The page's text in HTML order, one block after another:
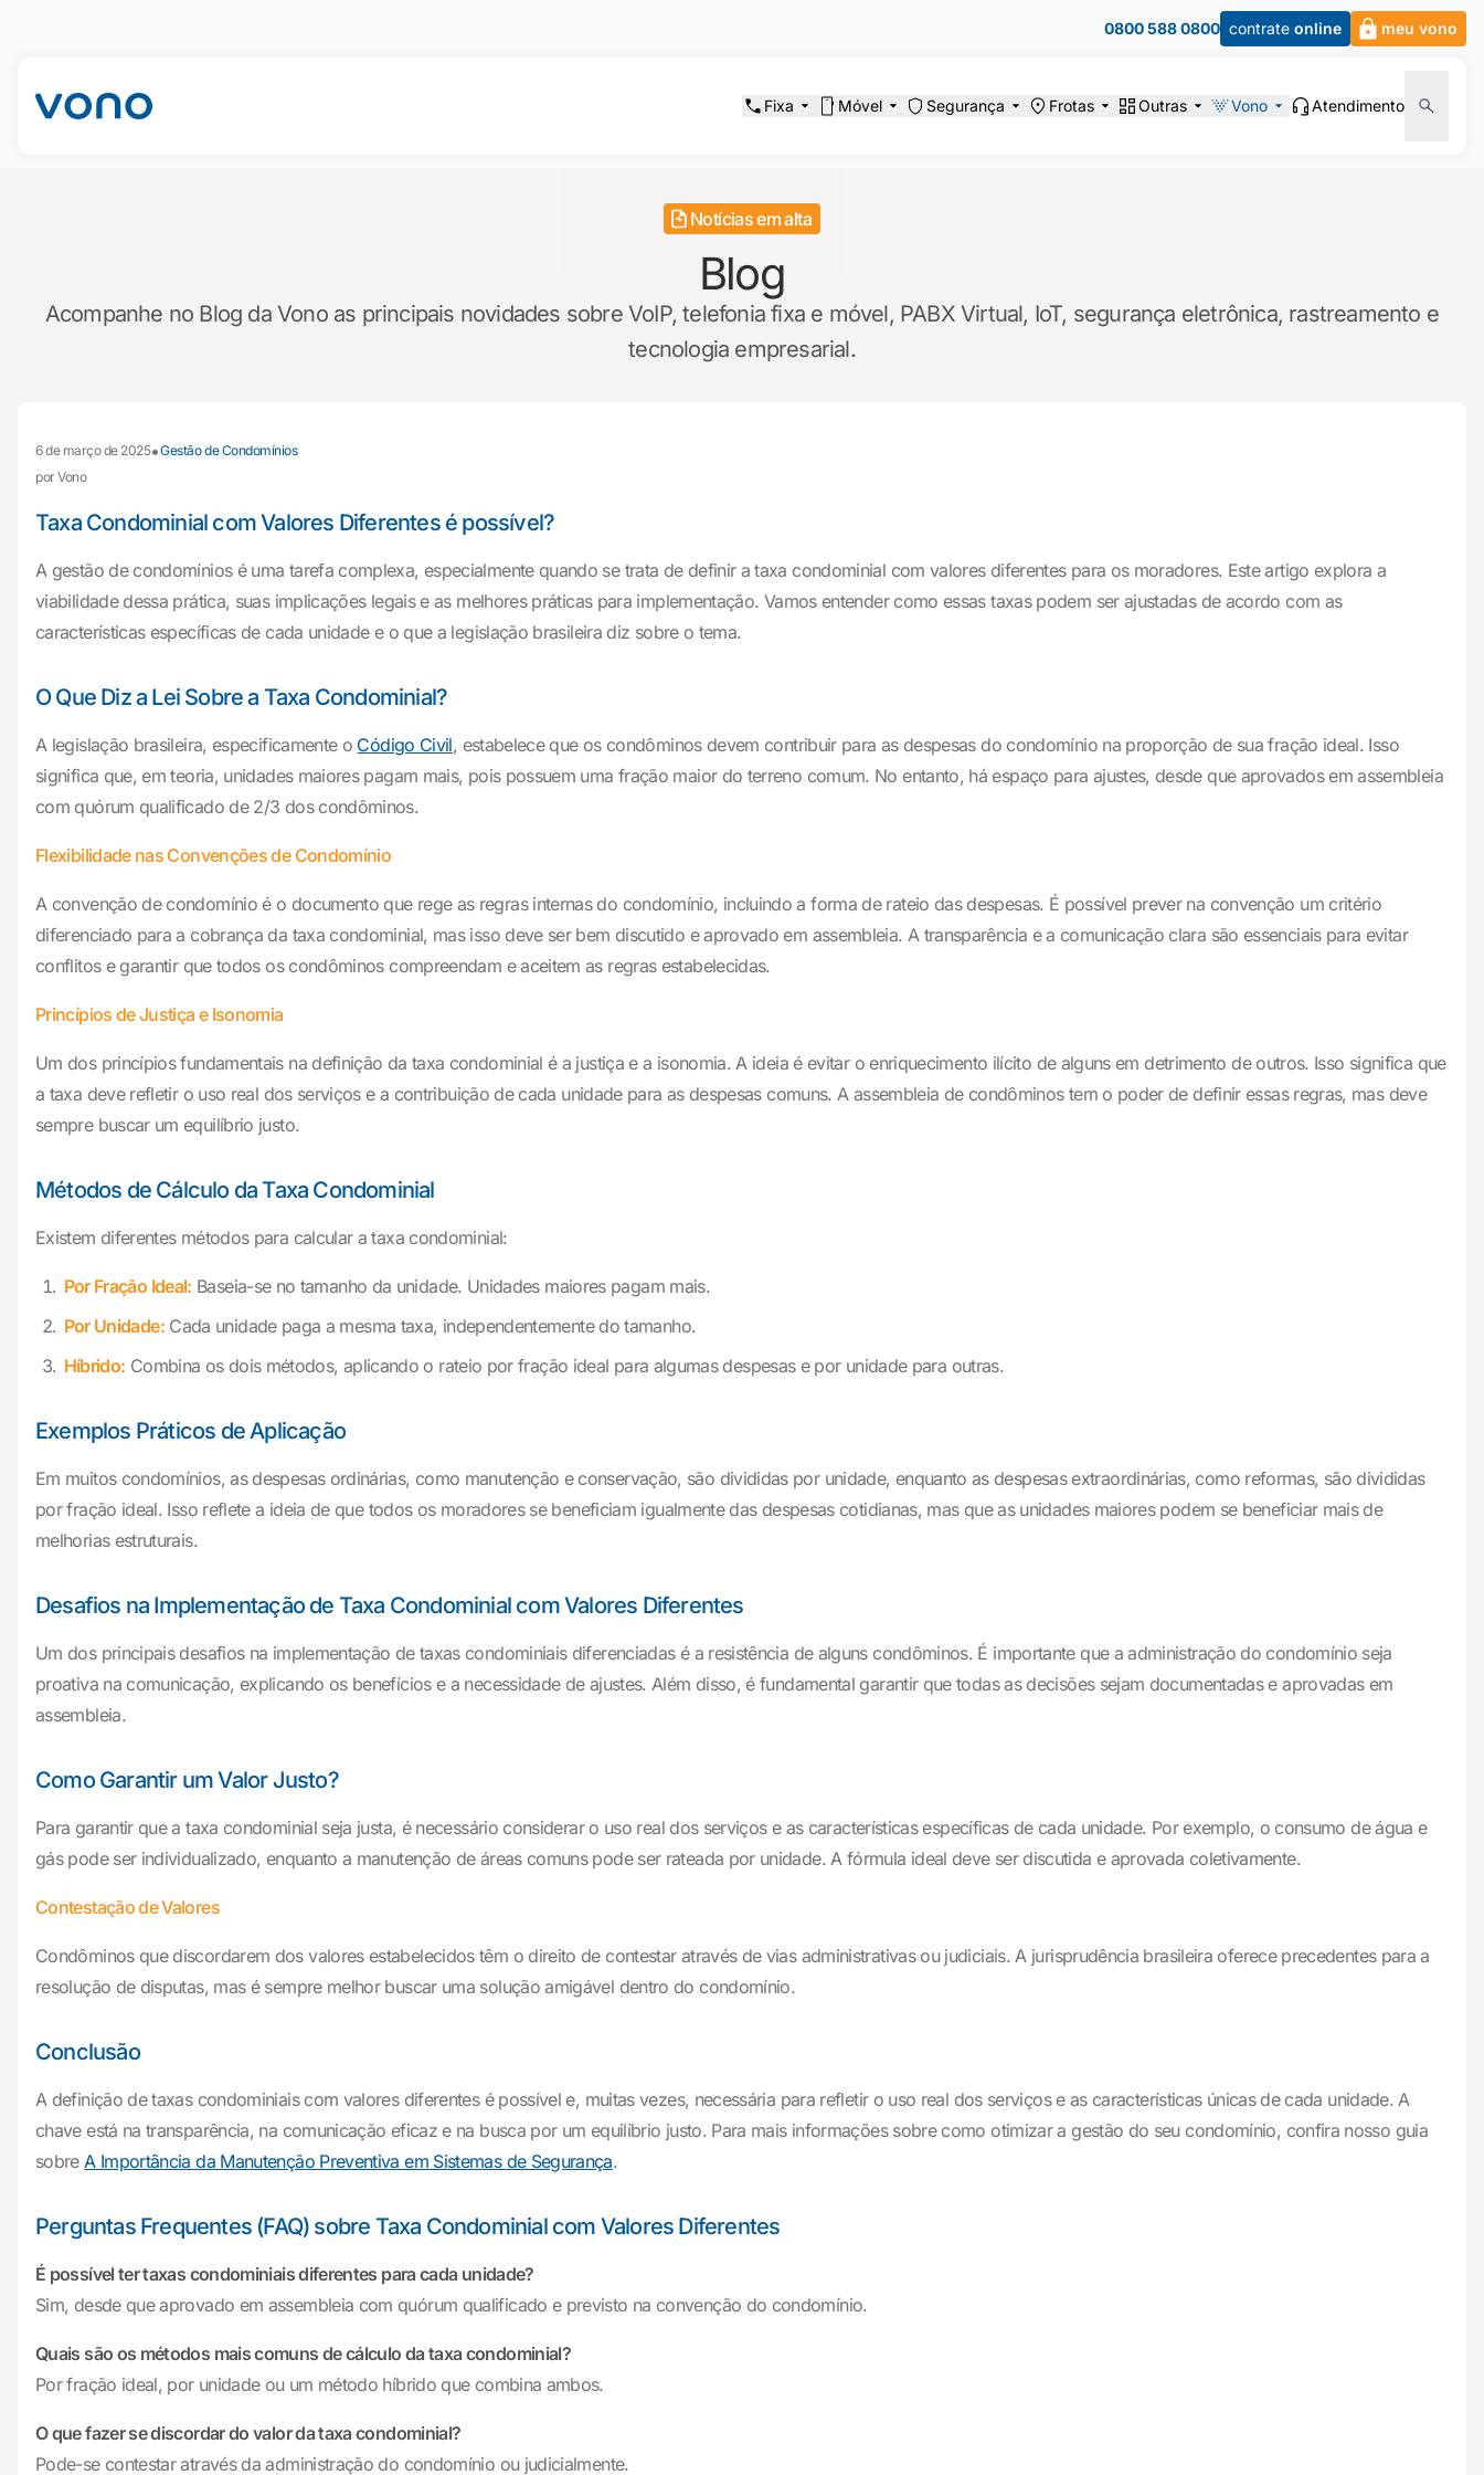
0800 588 0800 contrate online meu vono
Fixa Móvel Segurança Frotas Outras Vono Atendimento
Notícias em alta
Blog
Acompanhe no Blog da Vono as principais novidades sobre VoIP, telefonia fixa e móvel, PABX Virtual, IoT, segurança eletrônica, rastreamento e
tecnologia empresarial.
6 de março de 2025•Gestão de Condomínios
por Vono
Taxa Condominial com Valores Diferentes é possível?
A gestão de condomínios é uma tarefa complexa, especialmente quando se trata de definir a taxa condominial com valores diferentes para os moradores. Este artigo explora a
viabilidade dessa prática, suas implicações legais e as melhores práticas para implementação. Vamos entender como essas taxas podem ser ajustadas de acordo com as
características específicas de cada unidade e o que a legislação brasileira diz sobre o tema.
O Que Diz a Lei Sobre a Taxa Condominial?
A legislação brasileira, especificamente o Código Civil, estabelece que os condôminos devem contribuir para as despesas do condomínio na proporção de sua fração ideal. Isso
significa que, em teoria, unidades maiores pagam mais, pois possuem uma fração maior do terreno comum. No entanto, há espaço para ajustes, desde que aprovados em assembleia
com quórum qualificado de 2/3 dos condôminos.
Flexibilidade nas Convenções de Condomínio
A convenção de condomínio é o documento que rege as regras internas do condomínio, incluindo a forma de rateio das despesas. É possível prever na convenção um critério
diferenciado para a cobrança da taxa condominial, mas isso deve ser bem discutido e aprovado em assembleia. A transparência e a comunicação clara são essenciais para evitar
conflitos e garantir que todos os condôminos compreendam e aceitem as regras estabelecidas.
Princípios de Justiça e Isonomia
Um dos princípios fundamentais na definição da taxa condominial é a justiça e a isonomia. A ideia é evitar o enriquecimento ilícito de alguns em detrimento de outros. Isso significa que
a taxa deve refletir o uso real dos serviços e a contribuição de cada unidade para as despesas comuns. A assembleia de condôminos tem o poder de definir essas regras, mas deve
sempre buscar um equilíbrio justo.
Métodos de Cálculo da Taxa Condominial
Existem diferentes métodos para calcular a taxa condominial:
Por Fração Ideal: Baseia-se no tamanho da unidade. Unidades maiores pagam mais.
Por Unidade:Cada unidade paga a mesma taxa, independentemente do tamanho.
Híbrido: Combina os dois métodos, aplicando o rateio por fração ideal para algumas despesas e por unidade para outras.
Exemplos Práticos de Aplicação
Em muitos condomínios, as despesas ordinárias, como manutenção e conservação, são divididas por unidade, enquanto as despesas extraordinárias, como reformas, são divididas
por fração ideal. Isso reflete a ideia de que todos os moradores se beneficiam igualmente das despesas cotidianas, mas que as unidades maiores podem se beneficiar mais de
melhorias estruturais.
Desafios na Implementação de Taxa Condominial com Valores Diferentes
Um dos principais desafios na implementação de taxas condominiais diferenciadas é a resistência de alguns condôminos. É importante que a administração do condomínio seja
proativa na comunicação, explicando os benefícios e a necessidade de ajustes. Além disso, é fundamental garantir que todas as decisões sejam documentadas e aprovadas em
assembleia.
Como Garantir um Valor Justo?
Para garantir que a taxa condominial seja justa, é necessário considerar o uso real dos serviços e as características específicas de cada unidade. Por exemplo, o consumo de água e
gás pode ser individualizado, enquanto a manutenção de áreas comuns pode ser rateada por unidade. A fórmula ideal deve ser discutida e aprovada coletivamente.
Contestação de Valores
Condôminos que discordarem dos valores estabelecidos têm o direito de contestar através de vias administrativas ou judiciais. A jurisprudência brasileira oferece precedentes para a
resolução de disputas, mas é sempre melhor buscar uma solução amigável dentro do condomínio.
Conclusão
A definição de taxas condominiais com valores diferentes é possível e, muitas vezes, necessária para refletir o uso real dos serviços e as características únicas de cada unidade. A
chave está na transparência, na comunicação eficaz e na busca por um equilíbrio justo. Para mais informações sobre como otimizar a gestão do seu condomínio, confira nosso guia
sobreA Importância da Manutenção Preventiva em Sistemas de Segurança.
Perguntas Frequentes (FAQ) sobre Taxa Condominial com Valores Diferentes
É possível ter taxas condominiais diferentes para cada unidade?
Sim, desde que aprovado em assembleia com quórum qualificado e previsto na convenção do condomínio.
Quais são os métodos mais comuns de cálculo da taxa condominial?
Por fração ideal, por unidade ou um método híbrido que combina ambos.
O que fazer se discordar do valor da taxa condominial?
Pode-se contestar através da administração do condomínio ou judicialmente.